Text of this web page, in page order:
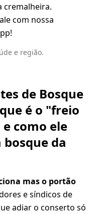
cremalheira.
com nossa
e região.
de Bosque
é o "freio
como ele
da
mas o portão
e síndicos de
adiar o conserto só